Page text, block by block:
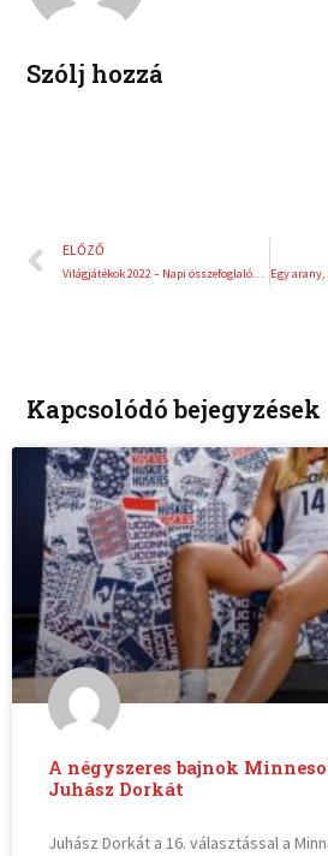
n
Szólj hozzá
Előző
ELŐZŐ
Világjátékok 2022 – Napi összefoglalók az M4-en
Kapcsolódó bejegyzések
A négyszeres bajnok
Juhász Dorkát
Juhász Dorkát a 16. választással a